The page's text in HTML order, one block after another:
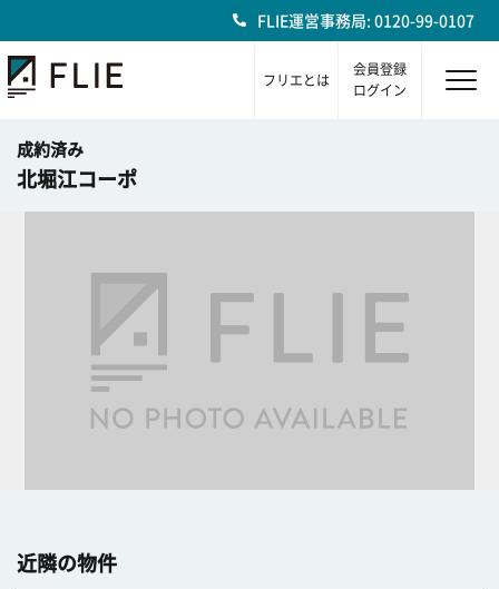
FLIE運営事務局: 0120-99-0107
フリエとは
会員登録
ログイン
成約済み
北堀江コーポ
近隣の物件